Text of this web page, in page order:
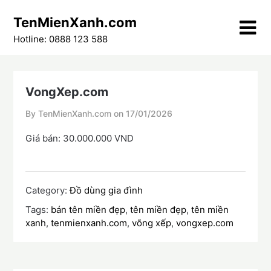
content
TenMienXanh.com
Hotline: 0888 123 588
VongXep.com
By TenMienXanh.com on 17/01/2026
Giá bán: 30.000.000 VND
Category:Đồ dùng gia đình
Tags: bán tên miền đẹp,tên miền đẹp,tên miền
xanh,tenmienxanh.com,võng xếp,vongxep.com